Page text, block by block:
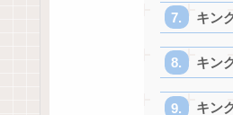
キン
キン
キン